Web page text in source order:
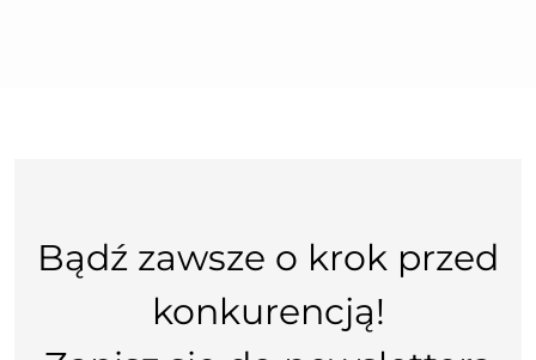
Bądź zawsze o krok przed
konkurencją!